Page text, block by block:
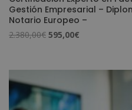
Gestión Empresarial –
Notario Europeo –
2.380,00€ El
2.380,00€.
595,00€